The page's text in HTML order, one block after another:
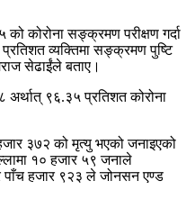
कोरोना सङ्क्रमण परीक्षण गर्दा
व्यक्तिमा सङ्क्रमण पुष्टि
सेढाईंले बताए।
९६.३५ प्रतिशत कोरोना
३७२ को मृत्यु भएको जनाइएको
१० हजार ५९ जनाले
हजार ९२३ ले जोनसन एण्ड